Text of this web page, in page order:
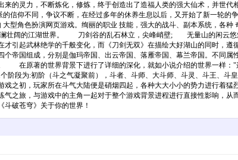
的灵力，不断炼化，修炼，终于创造出了造福人类的强大仙术，并世
信仰不同，争议不断，在经过多年的休养生息以后，又开始了新一轮
角色扮演网页游戏。绚丽的职业 技能，强大的战斗、副本系统，各
波澜壮阔的江湖世界。 刀剑谷的乱石林立，尖峰峭壁; 无量山的闲
起武林绝学的千般变化，而《刀剑无双》在描绘大好湖山的同时，遵
帝国组成，分别是伽玛帝国、出云帝国、落雁帝国、幕兰帝国。不同
在原著的世界背景下进行了详细的深化，就如小说介绍的世界一样：
为:初阶（斗之气凝聚前），斗者、斗师、大斗师、斗灵、斗王、斗
初，玩家所在斗气大陆便是硝烟四起，各种大大小小的势力进行着猛
之旅，与游戏中的主角一起对于整个游戏背景进程进行直接性影响，
破苍穹》关于你的世界！